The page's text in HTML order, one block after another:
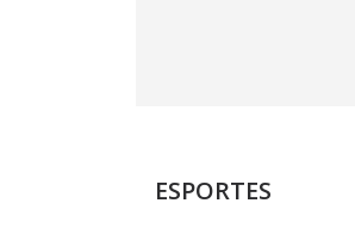
ESPORTES